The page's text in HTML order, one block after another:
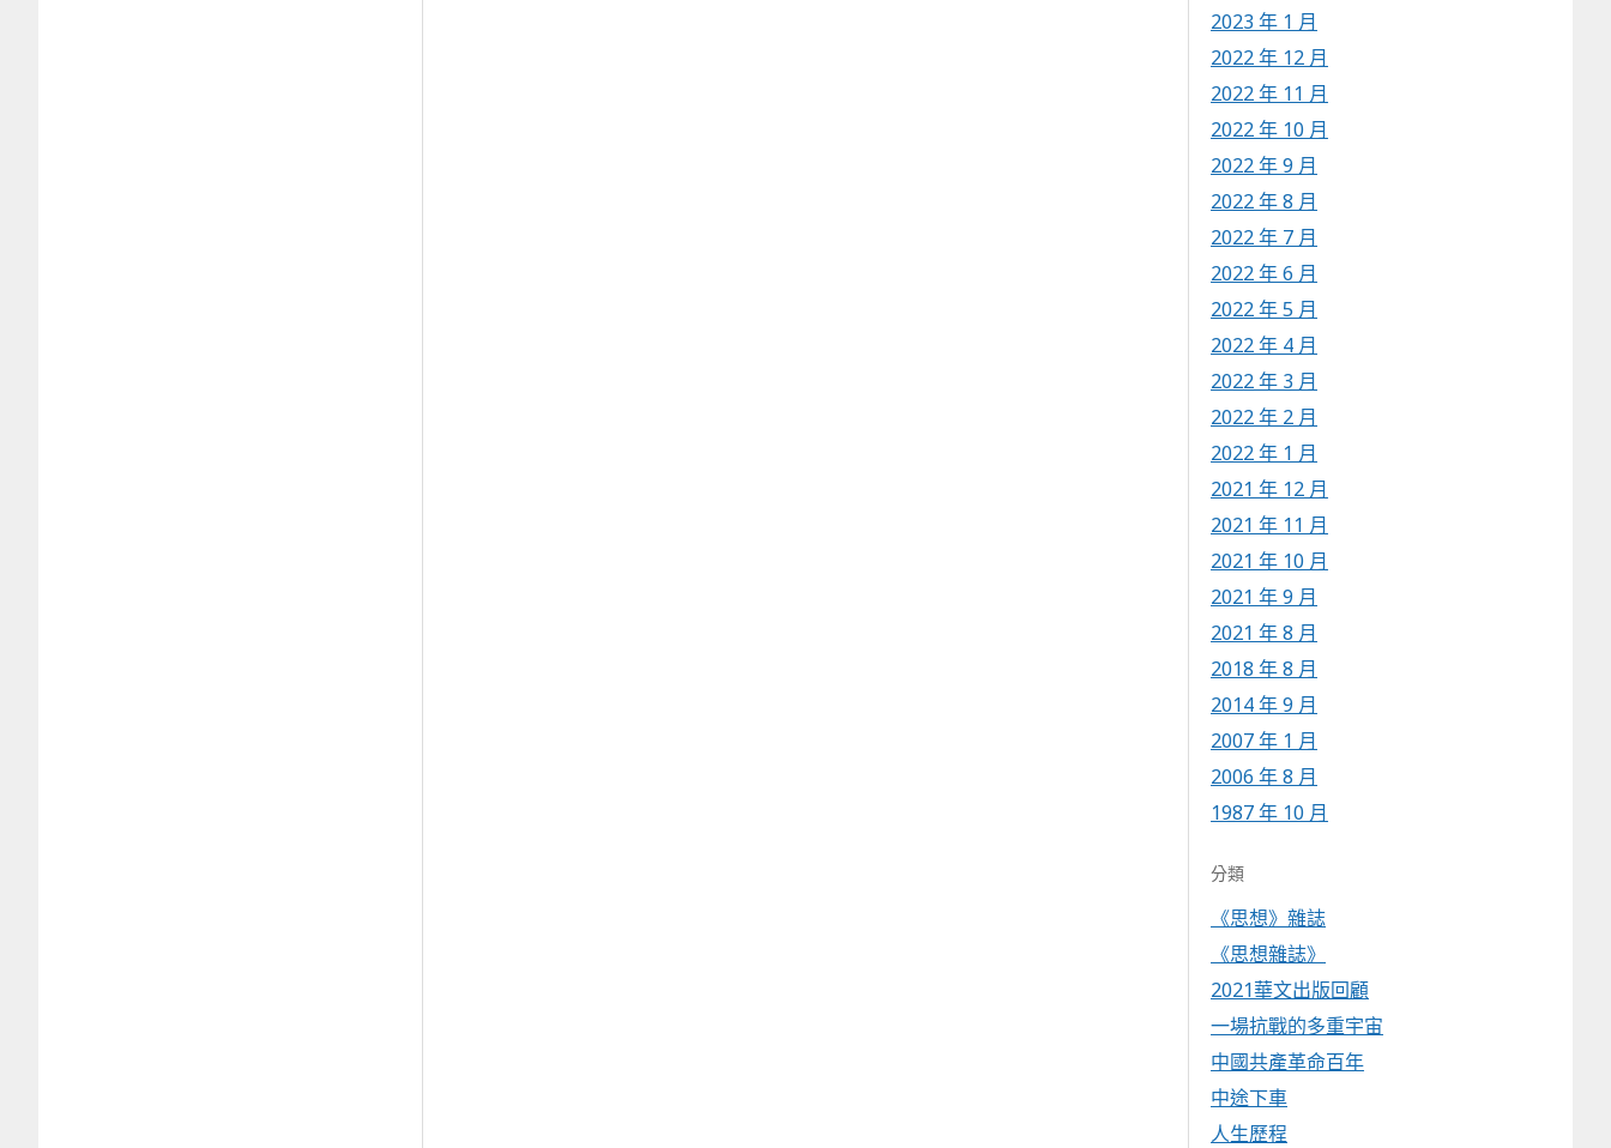
2023 年 1 月
2022 年 12 月
2022 年 11 月
2022 年 10 月
2022 年 9 月
2022 年 8 月
2022 年 7 月
2022 年 6 月
2022 年 5 月
2022 年 4 月
2022 年 3 月
2022 年 2 月
2022 年 1 月
2021 年 12 月
2021 年 11 月
2021 年 10 月
2021 年 9 月
2021 年 8 月
2018 年 8 月
2014 年 9 月
2007 年 1 月
2006 年 8 月
1987 年 10 月
分類
《思想》雜誌
《思想雜誌》
2021華文出版回顧
一場抗戰的多重宇宙
中國共產革命百年
中途下車
人生歷程